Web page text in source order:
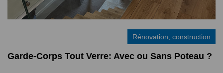
Rénovation, construction
Garde-Corps Tout Verre: Avec ou Sans Poteau ?